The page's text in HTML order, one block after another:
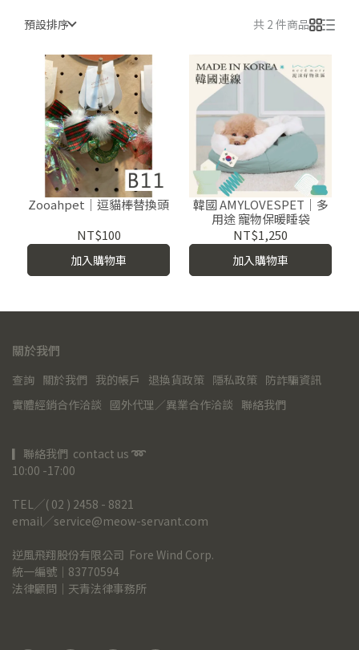
預設排序 共 2 件商品
Zooahpet｜逗貓棒替換頭
NT$100
加入購物車
韓國 AMYLOVESPET｜多
用途 寵物保暖睡袋
NT$1,250
加入購物車
關於我們
查詢 關於我們 我的帳戶 退換貨政策 隱私政策 防詐騙資訊
實體經銷合作洽談 國外代理／異業合作洽談 聯絡我們
▎聯絡我們  contact us ➿
10:00 -17:00
TEL╱( 02 ) 2458 - 8821
email╱service@meow-servant.com
逆風飛翔股份有限公司  Fore Wind Corp.
統一編號｜83770594
法律顧問｜天青法律事務所